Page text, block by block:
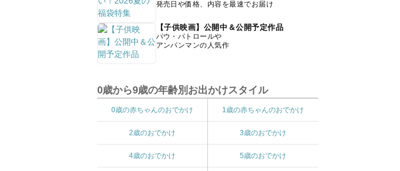
発売日や価格、内容を最速でお届け
【子供映画】公開中＆公開予定作品
パウ・パトロールや
アンパンマンの人気作
0歳から9歳の年齢別お出かけスタイル
0歳の赤ちゃんのおでかけ 1歳の赤ちゃんのおでかけ
2歳のおでかけ 3歳のおでかけ
4歳のおでかけ 5歳のおでかけ